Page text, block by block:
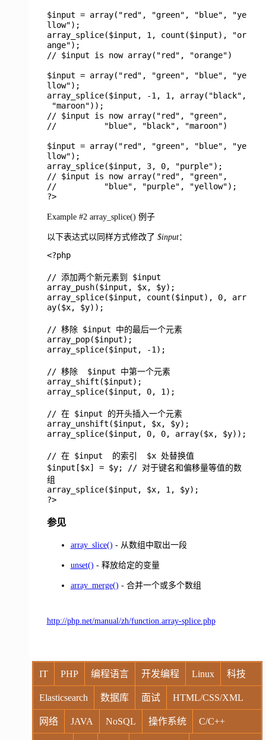
$input = array("red", "green", "blue", "ye
llow");
array_splice($input, 1, count($input), "or
ange");
// $input is now array("red", "orange")
$input = array("red", "green", "blue", "ye
llow");
array_splice($input, -1, 1, array("black",
"maroon"));
// $input is now array("red", "green",
// "blue", "black", "maroon")
$input = array("red", "green", "blue", "ye
llow");
array_splice($input, 3, 0, "purple");
// $input is now array("red", "green",
// "blue", "purple", "yellow");
?>
Example #2 array_splice() 例子
以下表达式以同样方式修改了 $input：
<?php
// 添加两个新元素到 $input
array_push($input, $x, $y);
array_splice($input, count($input), 0, arr
ay($x, $y));
// 移除 $input 中的最后一个元素
array_pop($input);
array_splice($input, -1);
// 移除 $input 中第一个元素
array_shift($input);
array_splice($input, 0, 1);
// 在 $input 的开头插入一个元素
array_unshift($input, $x, $y);
array_splice($input, 0, 0, array($x, $y));
// 在 $input 的索引 $x 处替换值
$input[$x] = $y; // 对于键名和偏移量等值的数
组
array_splice($input, $x, 1, $y);
?>
参见
array_slice() - 从数组中取出一段
unset() - 释放给定的变量
array_merge() - 合并一个或多个数组
http://php.net/manual/zh/function.array-splice.php
IT PHP 编程语言 开发编程 Linux 科技
Elasticsearch 数据库 面试 HTML/CSS/XML
网络 JAVA NoSQL 操作系统 C/C++